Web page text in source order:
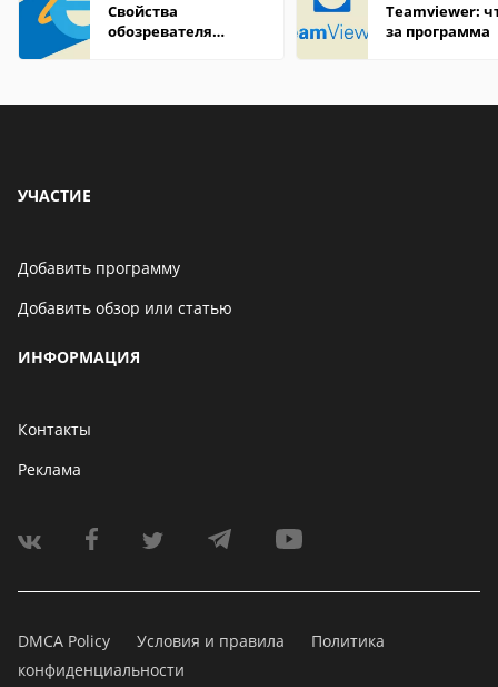
Свойства
обозревателя
Teamviewer:
за программа
УЧАСТИЕ
Добавить программу
Добавить обзор или статью
ИНФОРМАЦИЯ
Контакты
Реклама
DMCA Policy Условия и правила
Политика
конфиденциальности